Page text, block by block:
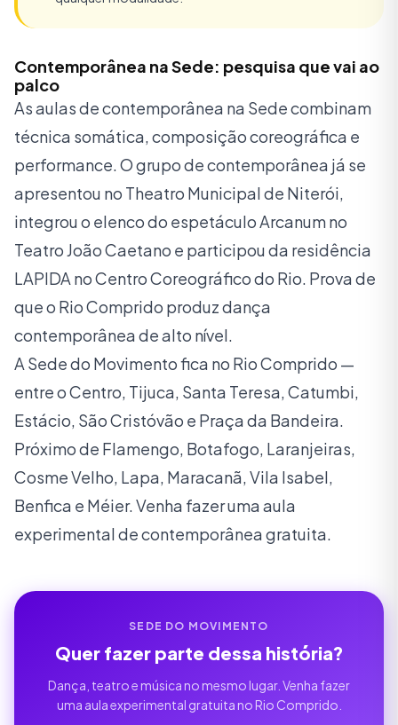
Contemporânea na Sede: pesquisa que vai ao
palco
As aulas de contemporânea na Sede combinam
técnica somática, composição coreográfica e
performance. O grupo de contemporânea já se
apresentou no Theatro Municipal de Niterói,
integrou o elenco do espetáculo Arcanum no
Teatro João Caetano e participou da residência
LAPIDA no Centro Coreográfico do Rio. Prova de
que o Rio Comprido produz dança
contemporânea de alto nível.
A Sede do Movimento fica no Rio Comprido —
entre o Centro, Tijuca, Santa Teresa, Catumbi,
Estácio, São Cristóvão e Praça da Bandeira.
Próximo de Flamengo, Botafogo, Laranjeiras,
Cosme Velho, Lapa, Maracanã, Vila Isabel,
Benfica e Méier. Venha fazer uma aula
experimental de contemporânea gratuita.
SEDE DO MOVIMENTO
Quer fazer parte dessa história?
Dança, teatro e música no mesmo lugar. Venha fazer
uma aula experimental gratuita no Rio Comprido.